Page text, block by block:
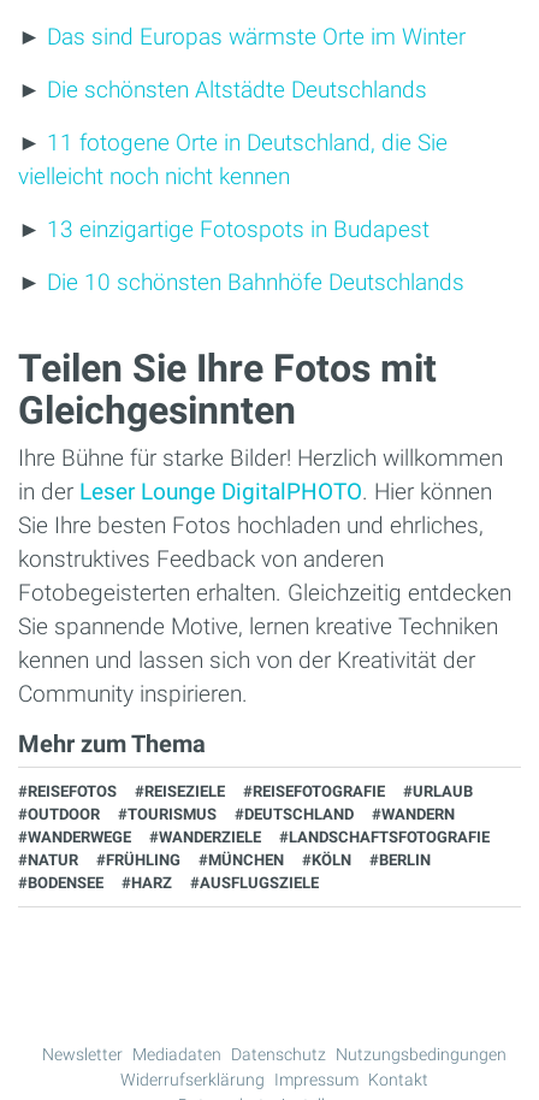
► Das sind Europas wärmste Orte im Winter
► Die schönsten Altstädte Deutschlands
► 11 fotogene Orte in Deutschland, die Sie
vielleicht noch nicht kennen
► 13 einzigartige Fotospots in Budapest
► Die 10 schönsten Bahnhöfe Deutschlands
Teilen Sie Ihre Fotos mit
Gleichgesinnten
Ihre Bühne für starke Bilder! Herzlich willkommen
in der Leser Lounge DigitalPHOTO. Hier können
Sie Ihre besten Fotos hochladen und ehrliches,
konstruktives Feedback von anderen
Fotobegeisterten erhalten. Gleichzeitig entdecken
Sie spannende Motive, lernen kreative Techniken
kennen und lassen sich von der Kreativität der
Community inspirieren.
Mehr zum Thema
#REISEFOTOS #REISEZIELE #REISEFOTOGRAFIE
#URLAUB
#OUTDOOR
#TOURISMUS #DEUTSCHLAND
#WANDERN
#WANDERWEGE
#WANDERZIELE
#LANDSCHAFTSFOTOGRAFIE
#NATUR
#FRÜHLING #MÜNCHEN #KÖLN
#BERLIN
#BODENSEE
#HARZ #AUSFLUGSZIELE
Newsletter Mediadaten Datenschutz
Nutzungsbedingungen
Widerrufserklärung
Impressum Kontakt